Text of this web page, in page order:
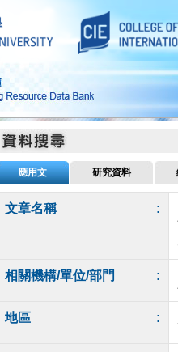
應用文 研究資料
文章名稱 :
相關機構/單位/部門 :
地區 :